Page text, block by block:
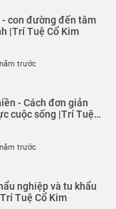
- con đường đến tâm
|Trí Tuệ Cổ Kim
trước
- Cách đơn giản
cuộc sống |Trí Tuệ
trước
nghiệp và tu khẩu
phúc |Trí Tuệ Cổ Kim